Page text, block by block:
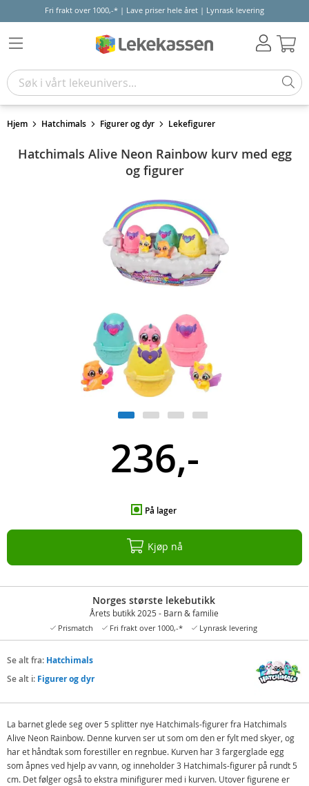
Fri frakt over 1000,-* | Lave priser hele året | Lynrask levering
Hjem Hatchimals Figurer og dyr Lekefigurer
Hatchimals Alive Neon Rainbow kurv med egg
og figurer
236,-
På lager
Kjøp nå
Norges største lekebutikk
Årets butikk 2025 - Barn & familie
Prismatch Fri frakt over 1000,-* Lynrask levering
Se alt fra: Hatchimals
Se alt i: Figurer og dyr
La barnet glede seg over 5 splitter nye Hatchimals-figurer fra Hatchimals
Alive Neon Rainbow. Denne kurven ser ut som om den er fylt med skyer, og
har et håndtak som forestiller en regnbue. Kurven har 3 fargerglade egg
som åpnes ved hjelp av vann, og inneholder 3 Hatchimals-figurer på rundt 5
cm. Det følger også to ekstra minifigurer med i kurven. Utover figurene er